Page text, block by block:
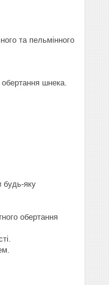
та пельмінного
шнека.
будь-яку
обертання